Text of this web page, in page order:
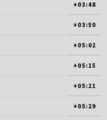
+03:48
+03:50
+05:02
+05:15
+05:21
+05:29